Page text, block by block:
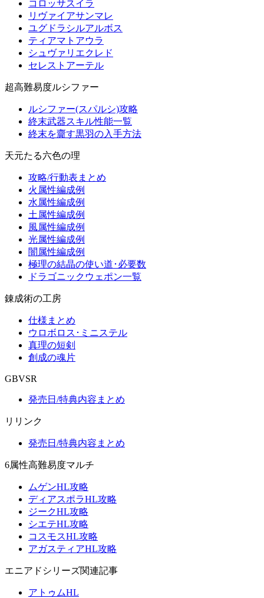
コロッサスイラ
リヴァイアサンマレ
ユグドラシルアルボス
ティアマトアウラ
シュヴァリエクレド
セレストアーテル
超高難易度ルシファー
ルシファー(スパルシ)攻略
終末武器スキル性能一覧
終末を齎す黒羽の入手方法
天元たる六色の理
攻略/行動表まとめ
火属性編成例
水属性編成例
土属性編成例
風属性編成例
光属性編成例
闇属性編成例
極理の結晶の使い道･必要数
ドラゴニックウェポン一覧
錬成術の工房
仕様まとめ
ウロボロス･ミニステル
真理の短剣
創成の魂片
GBVSR
発売日/特典内容まとめ
リリンク
発売日/特典内容まとめ
6属性高難易度マルチ
ムゲンHL攻略
ディアスポラHL攻略
ジークHL攻略
シエテHL攻略
コスモスHL攻略
アガスティアHL攻略
エニアドシリーズ関連記事
アトゥムHL